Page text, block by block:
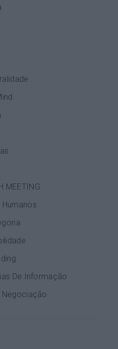
MEETING
Humanos
De Informação
Negociação